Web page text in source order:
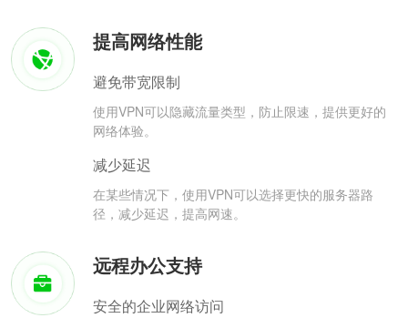
提高网络性能
避免带宽限制
使用VPN可以隐藏流量类型，防止限速，提供更好的
网络体验。
减少延迟
在某些情况下，使用VPN可以选择更快的服务器路
径，减少延迟，提高网速。
远程办公支持
安全的企业网络访问